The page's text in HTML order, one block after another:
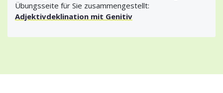
Übungsseite für Sie zusammengestellt:
Adjektivdeklination mit Genitiv